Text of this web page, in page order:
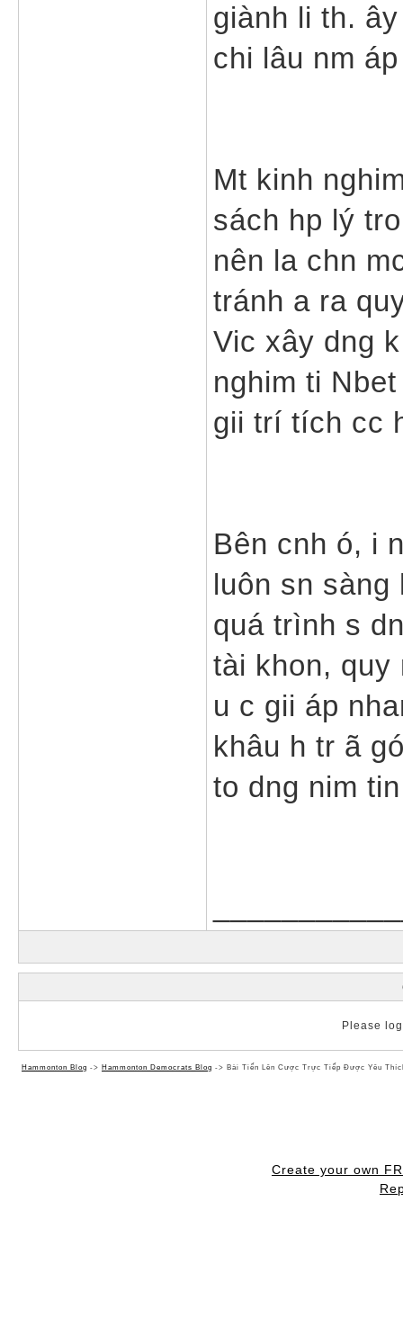
giành li th.
chi lâu nm
Mt kinh
sách hp lý
nên la chn
tránh a ra
Vic xây dng
nghim ti
gii trí tích cc
Bên cnh ó, i
luôn sn sàng
quá trình s
tài khon, quy
u c gii áp
khâu h tr ã
to dng nim
Please
Hammonton Blog -> Hammonton Democrats Blog -> Bài Tiến Lên Cược Trực Tiếp Được Yêu
Create your own